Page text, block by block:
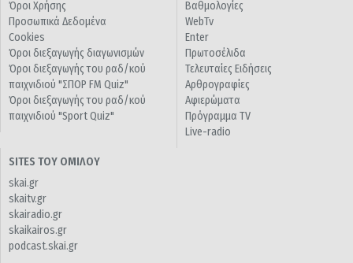
Όροι Χρήσης
Προσωπικά Δεδομένα
Cookies
Όροι διεξαγωγής διαγωνισμών
Όροι διεξαγωγής του ραδ/κού
παιχνιδιού "ΣΠΟΡ FM Quiz"
Όροι διεξαγωγής του ραδ/κού
παιχνιδιού "Sport Quiz"
Βαθμολογίες
WebTv
Enter
Πρωτοσέλιδα
Τελευταίες Ειδήσεις
Αρθρογραφίες
Αφιερώματα
Πρόγραμμα TV
Live-radio
SITES ΤΟΥ ΟΜΙΛΟΥ
skai.gr
skaitv.gr
skairadio.gr
skaikairos.gr
podcast.skai.gr